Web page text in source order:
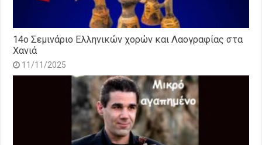
14o Σεμινάριο Ελληνικών χορών και Λαογραφίας στα
Χανιά
11/11/2025